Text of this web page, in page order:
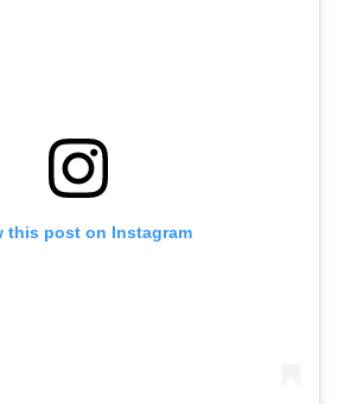
this post on Instagram